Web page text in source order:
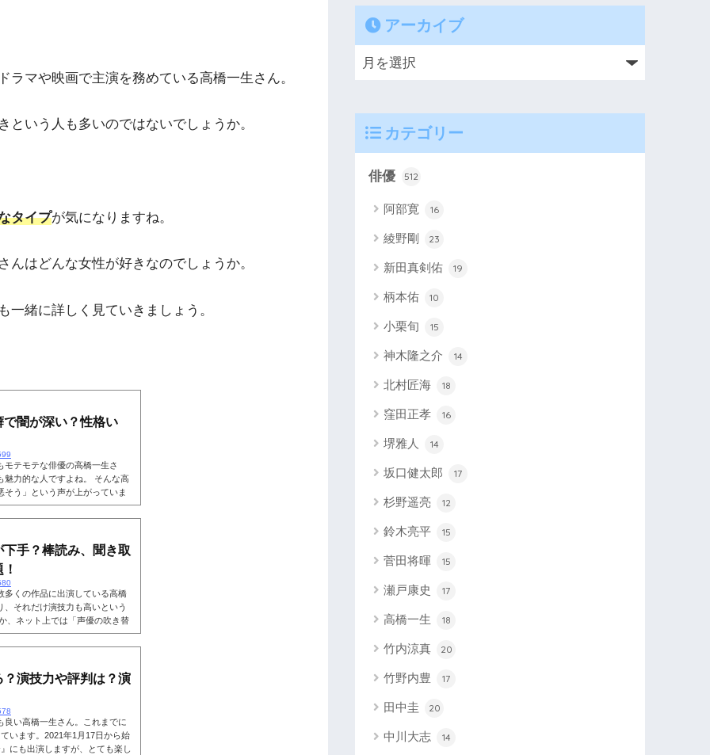
マや映画で主演を務めている高橋一生さん。
いう人も多いのではないでしょうか。
タイプが気になりますね。
はどんな女性が好きなのでしょうか。
一緒に詳しく見ていきましょう。
闇が深い？性格い
テモテな俳優の高橋一生さ
魅力的な人ですよね。 そんな高
う」という声が上がっていま
、普段のイメージとは違った印
そこで、「性格がいい！」「優
は性格悪そう？ネット上で
手？棒読み、聞き取
多くの作品に出演している高橋
それだけ演技力も高いという
、ネット上では「声優の吹き替
ほかにも、「棒読み」「聞き取
優としての実力はどれくらいな
う。こちらも読まれていま
演技力や評判は？演
良い高橋一生さん。これまでに
います。2021年1月17日から始
にも出演しますが、とても楽し
アーカイブ
カテゴリー
俳優 512
阿部寛 16
綾野剛 23
新田真剣佑 19
柄本佑 10
小栗旬 15
神木隆之介 14
北村匠海 18
窪田正孝 16
堺雅人 14
坂口健太郎 17
杉野遥亮 12
鈴木亮平 15
菅田将暉 15
瀬戸康史 17
高橋一生 18
竹内涼真 20
竹野内豊 17
田中圭 20
中川大志 14